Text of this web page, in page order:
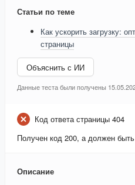
Статьи по теме
Как ускорить загрузку:
страницы
Объяснить с ИИ
Данные теста были получены
Код ответа страницы 404
Получен код 200, а должен
Описание